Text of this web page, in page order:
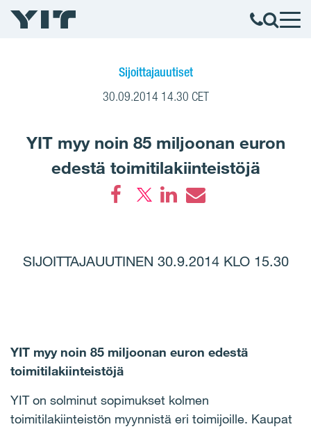
Sijoittajauutiset
30.09.2014 14.30 CET
YIT myy noin 85 miljoonan euron
edestä toimitilakiinteistöjä
SIJOITTAJAUUTINEN 30.9.2014 KLO 15.30
YIT myy noin 85 miljoonan euron edestä
toimitilakiinteistöjä
YIT on solminut sopimukset kolmen
toimitilakiinteistön myynnistä eri toimijoille. Kaupat